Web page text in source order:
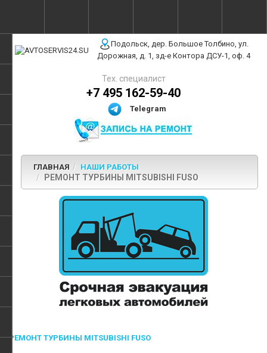
Подольск, дер. Большое Толбино, ул.
Дорожная, д. 1, зд-е Контора ДСУ-1, оф. 4
Тех. специалист
+7 495 162-59-40
Telegram
ГЛАВНАЯ НАШИ РАБОТЫ
РЕМОНТ ТУРБИНЫ MITSUBISHI FUSO
РЕМОНТ ТУРБИНЫ MITSUBISHI FUSO